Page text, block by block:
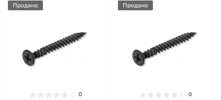
Продано
0
Продано
0